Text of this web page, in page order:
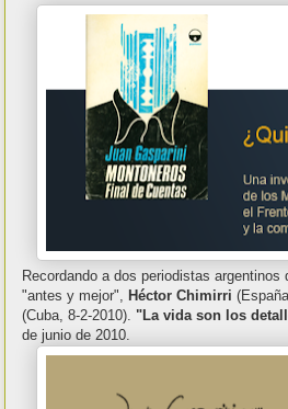
Recordando a dos periodistas
"antes y mejor", Héctor Chimirri
(Cuba, 8-2-2010). "La vida son los
de junio de 2010.